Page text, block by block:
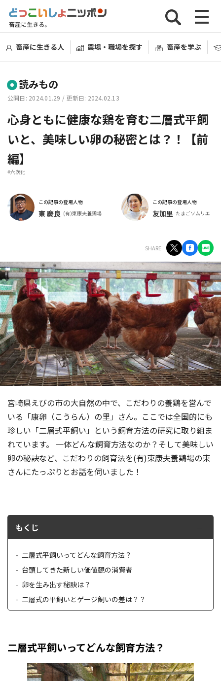
畜産に生きる人 農場・職場を探す 畜産を学ぶ
読みもの
公開日: 2024.01.29 / 更新日: 2024.02.13
心身ともに健康な鶏を育む二層式平飼
いと、美味しい卵の秘密とは？！【前
編】
#六次化
この記事の登場人物
東 慶良 (有)東康夫養鶏場
この記事の登場人物
友加里 たまごソムリエ
SHARE
宮崎県えびの市の大自然の中で、こだわりの養鶏を営んで
いる「康卵（こうらん）の里」さん。ここでは全国的にも
珍しい「二層式平飼い」という飼育方法の研究に取り組ま
れています。 一体どんな飼育方法なのか？そして美味しい
卵の秘訣など、こだわりの飼育法を(有)東康夫養鶏場の東
さんにたっぷりとお話を伺いました！
もくじ
二層式平飼いってどんな飼育方法？
台頭してきた新しい価値観の消費者
卵を生み出す秘訣は？
二層式の平飼いとゲージ飼いの差は？？
二層式平飼いってどんな飼育方法？